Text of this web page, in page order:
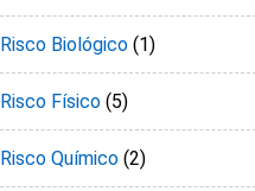
Risco Biológico (1)
Risco Físico (5)
Risco Químico (2)